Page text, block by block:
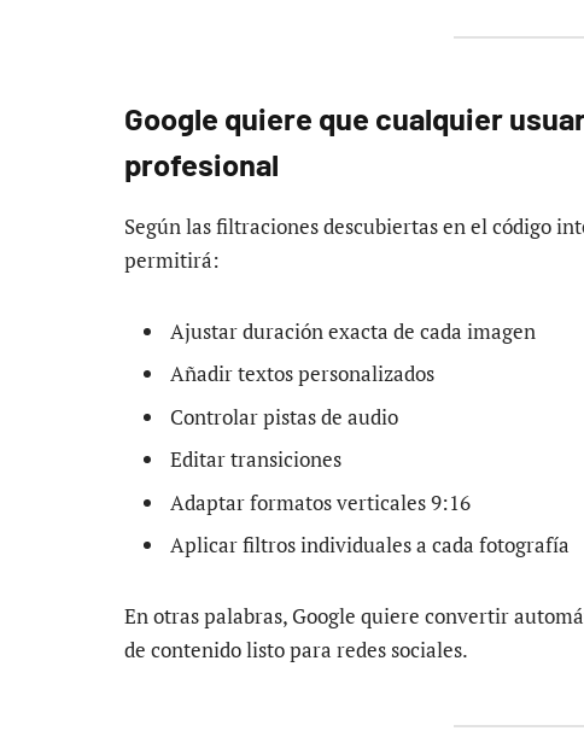
Google quiere que cualquier
profesional
Según las filtraciones descubiertas en el código
permitirá:
Ajustar duración exacta de cada imagen
Añadir textos personalizados
Controlar pistas de audio
Editar transiciones
Adaptar formatos verticales 9:16
Aplicar filtros individuales a cada fotografía
En otras palabras, Google quiere convertir
de contenido listo para redes sociales.